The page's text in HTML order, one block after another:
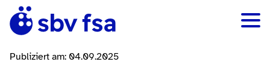
Publiziert am: 04.09.2025